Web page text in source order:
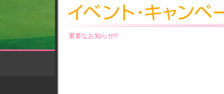
重要なお知らせ!!